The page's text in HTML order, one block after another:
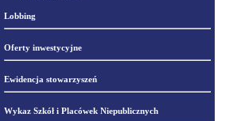
Lobbing
Oferty inwestycyjne
Ewidencja stowarzyszeń
Wykaz Szkół i Placówek Niepublicznych